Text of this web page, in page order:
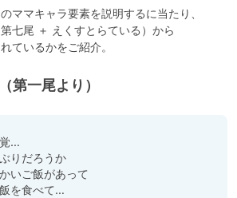
ママキャラ要素を説明するに当たり、
七尾 ＋ えくすとらている）から
第一尾より）
…
りだろうか
いご飯があって
を食べて…